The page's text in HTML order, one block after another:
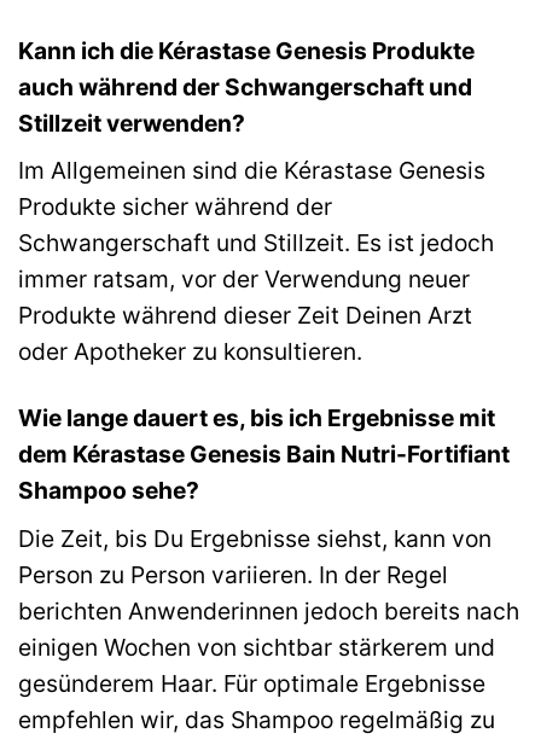
Kann ich die Kérastase Genesis Produkte
auch während der Schwangerschaft und
Stillzeit verwenden?
Im Allgemeinen sind die Kérastase Genesis
Produkte sicher während der
Schwangerschaft und Stillzeit. Es ist jedoch
immer ratsam, vor der Verwendung neuer
Produkte während dieser Zeit Deinen Arzt
oder Apotheker zu konsultieren.
Wie lange dauert es, bis ich Ergebnisse mit
dem Kérastase Genesis Bain Nutri-Fortifiant
Shampoo sehe?
Die Zeit, bis Du Ergebnisse siehst, kann von
Person zu Person variieren. In der Regel
berichten Anwenderinnen jedoch bereits nach
einigen Wochen von sichtbar stärkerem und
gesünderem Haar. Für optimale Ergebnisse
empfehlen wir, das Shampoo regelmäßig zu